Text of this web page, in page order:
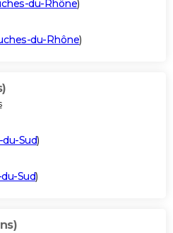
du-Rhône)
du-Rhône)
du-Sud)
Sud)